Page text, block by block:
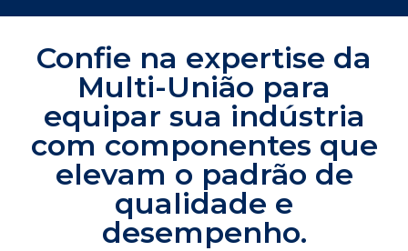
Confie na expertise da
Multi-União para
equipar sua indústria
com componentes que
elevam o padrão de
qualidade e
desempenho.